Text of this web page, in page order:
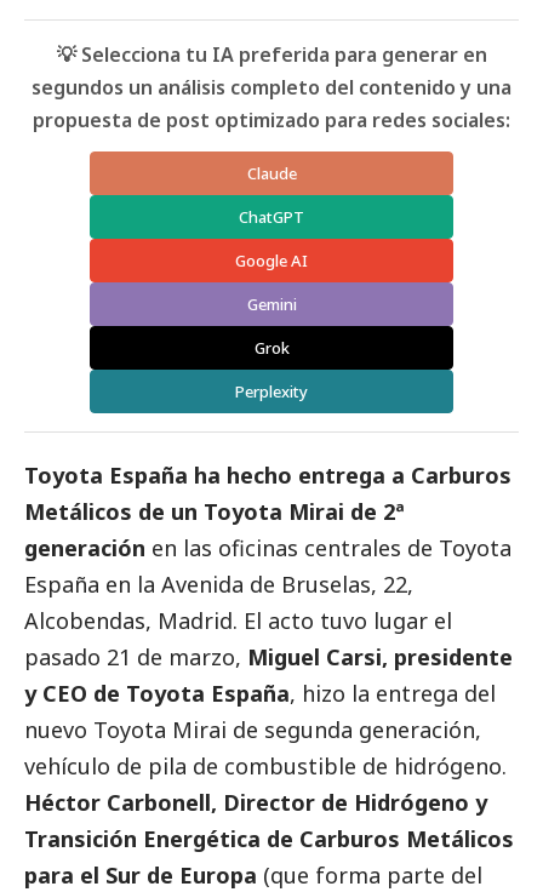
💡 Selecciona tu IA preferida para generar en
segundos un análisis completo del contenido y una
propuesta de post optimizado para redes sociales:
Claude
ChatGPT
Google AI
Gemini
Grok
Perplexity
Toyota España ha hecho entrega a Carburos
Metálicos de un Toyota Mirai de 2ª
generación en las oficinas centrales de Toyota
España en la Avenida de Bruselas, 22,
Alcobendas, Madrid. El acto tuvo lugar el
pasado 21 de marzo, Miguel Carsi, presidente
y CEO de Toyota España, hizo la entrega del
nuevo Toyota Mirai de segunda generación,
vehículo de pila de combustible de hidrógeno.
Héctor Carbonell, Director de Hidrógeno y
Transición Energética de Carburos Metálicos
para el Sur de Europa (que forma parte del